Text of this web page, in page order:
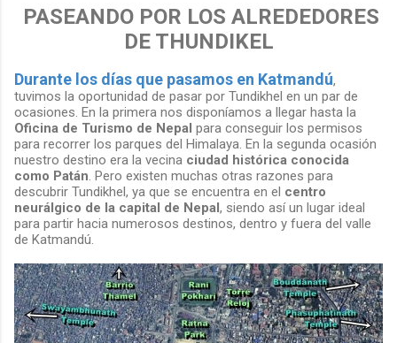
PASEANDO POR LOS ALREDEDORES
DE THUNDIKEL
Durante los días que pasamos en Katmandú,
tuvimos la oportunidad de pasar por Tundikhel en un par de
ocasiones. En la primera nos disponíamos a llegar hasta la
Oficina de Turismo de Nepal para conseguir los permisos
para recorrer los parques del Himalaya. En la segunda ocasión
nuestro destino era la vecina ciudad histórica conocida
como Patán . Pero existen muchas otras razones para
descubrir Tundikhel, ya que se encuentra en el centro
neurálgico de la capital de Nepal, siendo así un lugar ideal
para partir hacia numerosos destinos, dentro y fuera del valle
de Katmandú.